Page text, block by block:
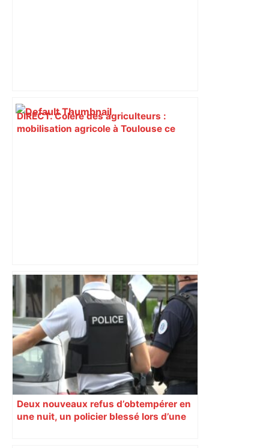
DIRECT. Colère des agriculteurs :
mobilisation agricole à Toulouse ce
Ligue 1 : Lens débute l’année par un
carton à Toulouse et s’offre le titre de
champion d’automne – Foot Mercato
Deux nouveaux refus d’obtempérer en
une nuit, un policier blessé lors d’une